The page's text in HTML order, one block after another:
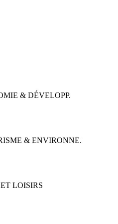
& DÉVELOPP.
& ENVIRONNE.
LOISIRS